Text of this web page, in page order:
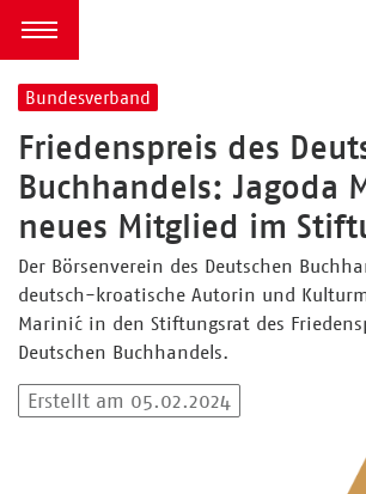
zum Inhalt springen
Menü öffnen
Bundesverband
Friedenspreis des
Buchhandels: Jagoda
neues Mitglied im
Der Börsenverein des Deutschen
deutsch-kroatische Autorin und
Marinić in den Stiftungsrat des
Deutschen Buchhandels.
Erstellt am 05.02.2024